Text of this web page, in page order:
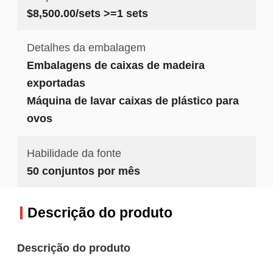
$8,500.00/sets >=1 sets
Detalhes da embalagem
Embalagens de caixas de madeira
exportadas
Máquina de lavar caixas de plástico para
ovos
Habilidade da fonte
50 conjuntos por mês
Descrição do produto
Descrição do produto